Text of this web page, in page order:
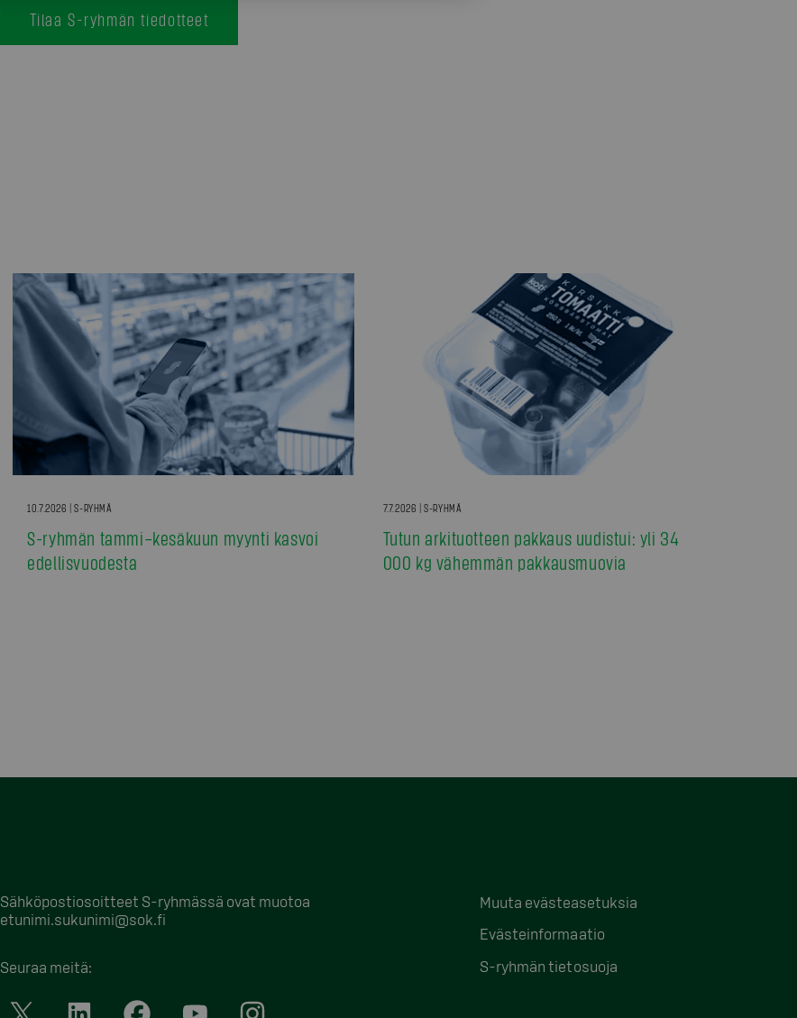
Tilaa S-ryhmän tiedotteet
10.7.2026 | S-RYHMÄ
S-ryhmän tammi–kesäkuun myynti kasvoi
edellisvuodesta
7.7.2026 | S-RYHMÄ
Tutun arkituotteen pakkaus uudistui: yli 34
000 kg vähemmän pakkausmuovia
Sähköpostiosoitteet S-ryhmässä ovat muotoa
etunimi.sukunimi@sok.fi
Seuraa meitä:
Muuta evästeasetuksia
Evästeinformaatio
S-ryhmän tietosuoja